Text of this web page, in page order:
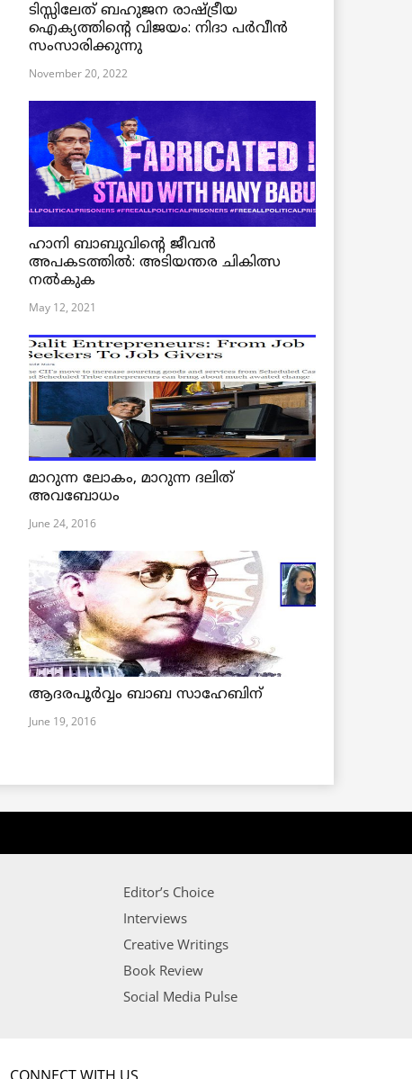
ടിസ്സിലേത് ബഹുജന രാഷ്ട്രീയ
ഐക്യത്തിന്റെ വിജയം: നിദാ പർവീൻ
സംസാരിക്കുന്നു
November 20, 2022
ഹാനി ബാബുവിന്റെ ജീവൻ
അപകടത്തിൽ: അടിയന്തര ചികിത്സ
നൽകുക
May 12, 2021
മാറുന്ന ലോകം, മാറുന്ന ദലിത്
അവബോധം
June 24, 2016
ആദരപൂര്‍വ്വം ബാബ സാഹേബിന്
June 19, 2016
Editor’s Choice
Interviews
Creative Writings
Book Review
Social Media Pulse